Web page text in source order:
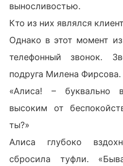
выносливостью.
Кто из них являлся
Однако в этот момент
телефонный звонок.
подруга Милена Фирсова.
«Алиса! – буквально
высоким от
ты?»
Алиса глубоко
сбросила туфли.